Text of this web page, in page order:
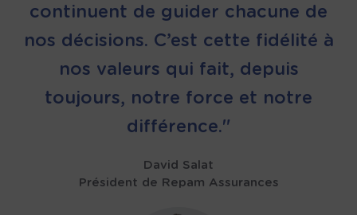
continuent de guider chacune de
nos décisions. C’est cette fidélité à
nos valeurs qui fait, depuis
toujours, notre force et notre
différence."
David Salat
Président de Repam Assurances